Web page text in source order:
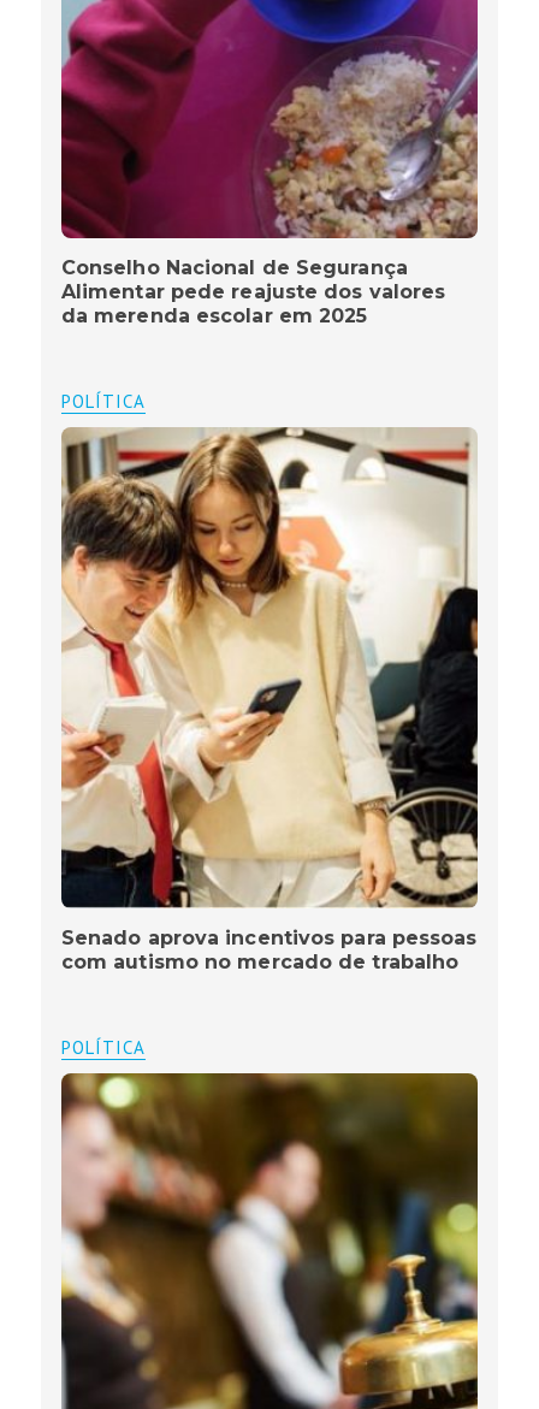
Conselho Nacional de Segurança
Alimentar pede reajuste dos valores
da merenda escolar em 2025
POLÍTICA
Senado aprova incentivos para pessoas
com autismo no mercado de trabalho
POLÍTICA